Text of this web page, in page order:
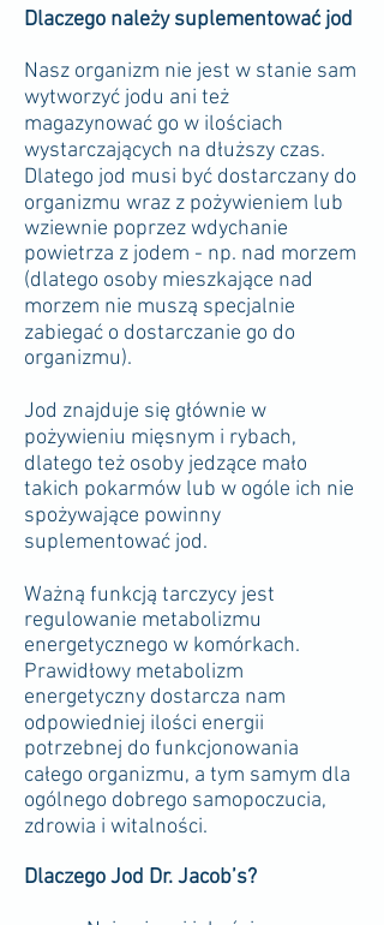
Dlaczego należy suplementować jod
Nasz organizm nie jest w stanie sam
wytworzyć jodu ani też
magazynować go w ilościach
wystarczających na dłuższy czas.
Dlatego jod musi być dostarczany do
organizmu wraz z pożywieniem lub
wziewnie poprzez wdychanie
powietrza z jodem - np. nad morzem
(dlatego osoby mieszkające nad
morzem nie muszą specjalnie
zabiegać o dostarczanie go do
organizmu).
Jod znajduje się głównie w
pożywieniu mięsnym i rybach,
dlatego też osoby jedzące mało
takich pokarmów lub w ogóle ich nie
spożywające powinny
suplementować jod.
Ważną funkcją tarczycy jest
regulowanie metabolizmu
energetycznego w komórkach.
Prawidłowy metabolizm
energetyczny dostarcza nam
odpowiedniej ilości energii
potrzebnej do funkcjonowania
całego organizmu, a tym samym dla
ogólnego dobrego samopoczucia,
zdrowia i witalności.
Dlaczego Jod Dr. Jacob’s?